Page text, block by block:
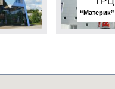
“Материк”